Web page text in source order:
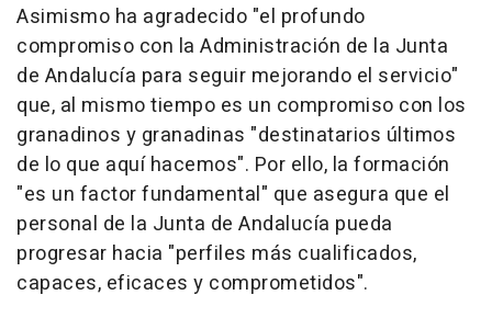
Asimismo ha agradecido "el profundo
compromiso con la Administración de la Junta
de Andalucía para seguir mejorando el servicio"
que, al mismo tiempo es un compromiso con los
granadinos y granadinas "destinatarios últimos
de lo que aquí hacemos". Por ello, la formación
"es un factor fundamental" que asegura que el
personal de la Junta de Andalucía pueda
progresar hacia "perfiles más cualificados,
capaces, eficaces y comprometidos".